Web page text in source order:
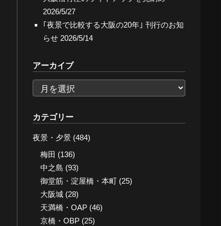
2026/5/27
｢夜景で比較する大阪の20年｣ 刊行のお知
らせ 2026/5/14
アーカイブ
ー
カ
イ
ブ
カテゴリー
夜景・夕景(484)
梅田 (136)
中之島 (93)
御堂筋・淀屋橋・本町(25)
大阪城(28)
天満橋・OAP(46)
京橋・OBP(25)